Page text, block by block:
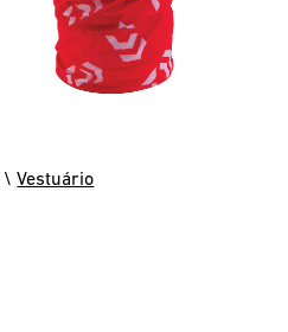
\Vestuário